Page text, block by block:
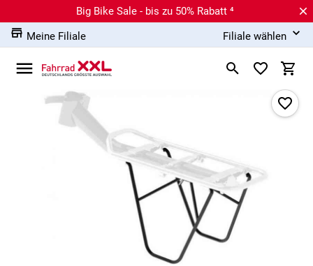
Big Bike Sale - bis zu 50% Rabatt ⁴
Meine Filiale
Filiale wählen